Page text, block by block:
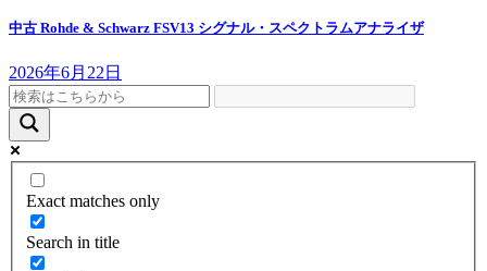
中古 Rohde & Schwarz FSV13 シグナル・スペクトラムアナライザ
2026年6月22日
Exact matches only
Search in title